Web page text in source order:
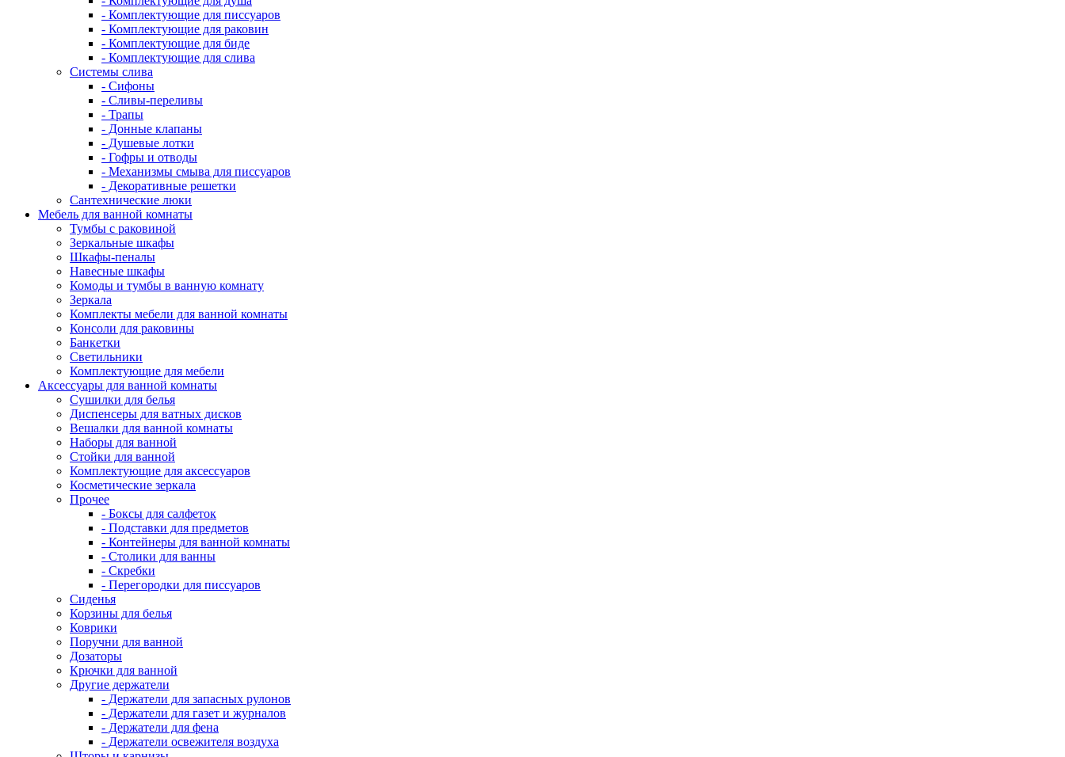
- Комплектующие для писсуаров
- Комплектующие для раковин
- Комплектующие для биде
- Комплектующие для слива
Системы слива
- Сифоны
- Сливы-переливы
- Трапы
- Донные клапаны
- Душевые лотки
- Гофры и отводы
- Механизмы смыва для писсуаров
- Декоративные решетки
Сантехнические люки
Мебель для ванной комнаты
Тумбы с раковиной
Зеркальные шкафы
Шкафы-пеналы
Навесные шкафы
Комоды и тумбы в ванную комнату
Зеркала
Комплекты мебели для ванной комнаты
Консоли для раковины
Банкетки
Светильники
Комплектующие для мебели
Аксессуары для ванной комнаты
Сушилки для белья
Диспенсеры для ватных дисков
Вешалки для ванной комнаты
Наборы для ванной
Стойки для ванной
Комплектующие для аксессуаров
Косметические зеркала
Прочее
- Боксы для салфеток
- Подставки для предметов
- Контейнеры для ванной комнаты
- Столики для ванны
- Скребки
- Перегородки для писсуаров
Сиденья
Корзины для белья
Коврики
Поручни для ванной
Дозаторы
Крючки для ванной
Другие держатели
- Держатели для запасных рулонов
- Держатели для газет и журналов
- Держатели для фена
- Держатели освежителя воздуха